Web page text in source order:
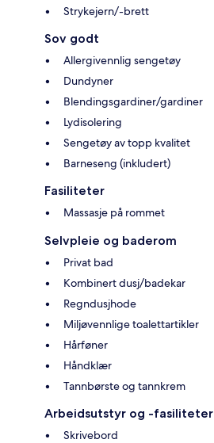
Strykejern/-brett
Sov godt
Allergivennlig sengetøy
Dundyner
Blendingsgardiner/gardiner
Lydisolering
Sengetøy av topp kvalitet
Barneseng (inkludert)
Fasiliteter
Massasje på rommet
Selvpleie og baderom
Privat bad
Kombinert dusj/badekar
Regndusjhode
Miljøvennlige toalettartikler
Hårføner
Håndklær
Tannbørste og tannkrem
Arbeidsutstyr og -fasiliteter
Skrivebord